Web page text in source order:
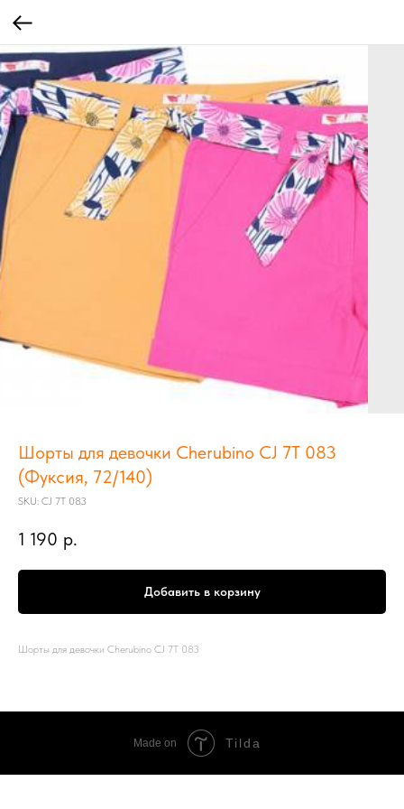
Шорты для девочки Cherubino CJ 7Т 083
(Фуксия, 72/140)
SKU: CJ 7Т 083
1 190 р.
Добавить в корзину
Шорты для девочки Cherubino CJ 7Т 083
Made on Tilda